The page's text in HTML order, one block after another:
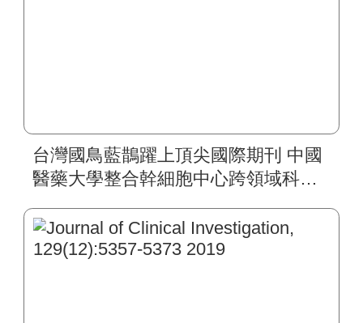
台灣國鳥藍鵲躍上頂尖國際期刊 中國
醫藥大學整合幹細胞中心跨領域科學